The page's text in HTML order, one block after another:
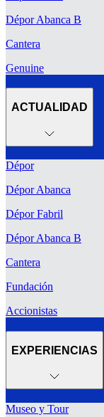
Dépor Abanca B
Cantera
Genuine
ACTUALIDAD
Dépor
Dépor Abanca
Dépor Fabril
Dépor Abanca B
Cantera
Fundación
Accionistas
EXPERIENCIAS
Museo y Tour